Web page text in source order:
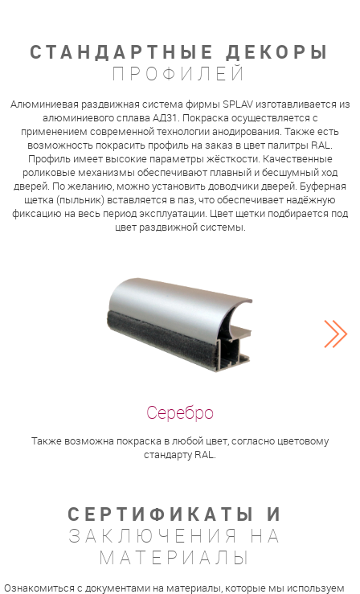
СТАНДАРТНЫЕ ДЕКОРЫ
ПРОФИЛЕЙ
Алюминиевая раздвижная система фирмы SPLAV изготавливается из
алюминиевого сплава АД31. Покраска осуществляется с
применением современной технологии анодирования. Также есть
возможность покрасить профиль на заказ в цвет палитры RAL.
Профиль имеет высокие параметры жёсткости. Качественные
роликовые механизмы обеспечивают плавный и бесшумный ход
дверей. По желанию, можно установить доводчики дверей. Буферная
щетка (пыльник) вставляется в паз, что обеспечивает надёжную
фиксацию на весь период эксплуатации. Цвет щетки подбирается под
цвет раздвижной системы.
Также возможна покраска в любой цвет, согласно цветовому
стандарту RAL.
СЕРТИФИКАТЫ И
ЗАКЛЮЧЕНИЯ НА
МАТЕРИАЛЫ
Ознакомиться с документами на материалы, которые мы используем